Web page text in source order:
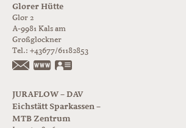
Glorer Hütte
Glor 2
A-9981 Kals am
Großglockner
Tel.: +43677/61182853
https://www.glorer-huette.at/
JURAFLOW – DAV
Eichstätt Sparkassen –
MTB Zentrum